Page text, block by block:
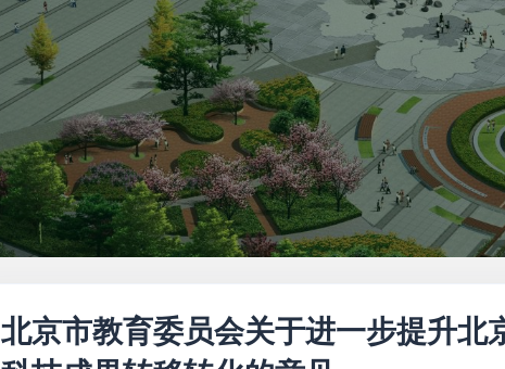
北京市教育委员会关于进一步提升北